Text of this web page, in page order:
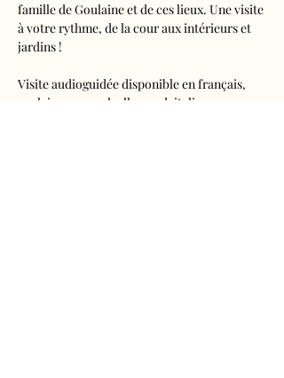
famille de Goulaine et de ces lieux. Une visite
à votre rythme, de la cour aux intérieurs et
jardins !
Visite audioguidée disponible en français,
anglais, espagnol, allemand, italien,